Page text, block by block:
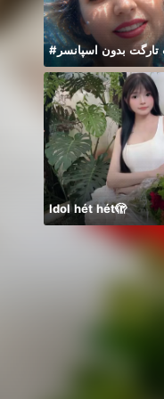
Idol hét hét🫣